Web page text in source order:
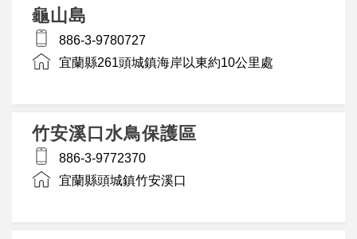
龜山島
886-3-9780727
宜蘭縣261頭城鎮海岸以東約10公里處
竹安溪口水鳥保護區
886-3-9772370
宜蘭縣頭城鎮竹安溪口